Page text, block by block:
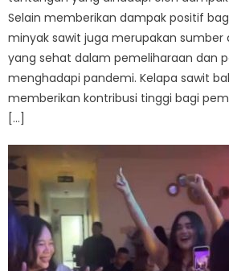
Selain memberikan dampak positif
minyak sawit juga merupakan sumber
yang sehat dalam pemeliharaan dan
menghadapi pandemi. Kelapa sawit
memberikan kontribusi tinggi bagi
[…]